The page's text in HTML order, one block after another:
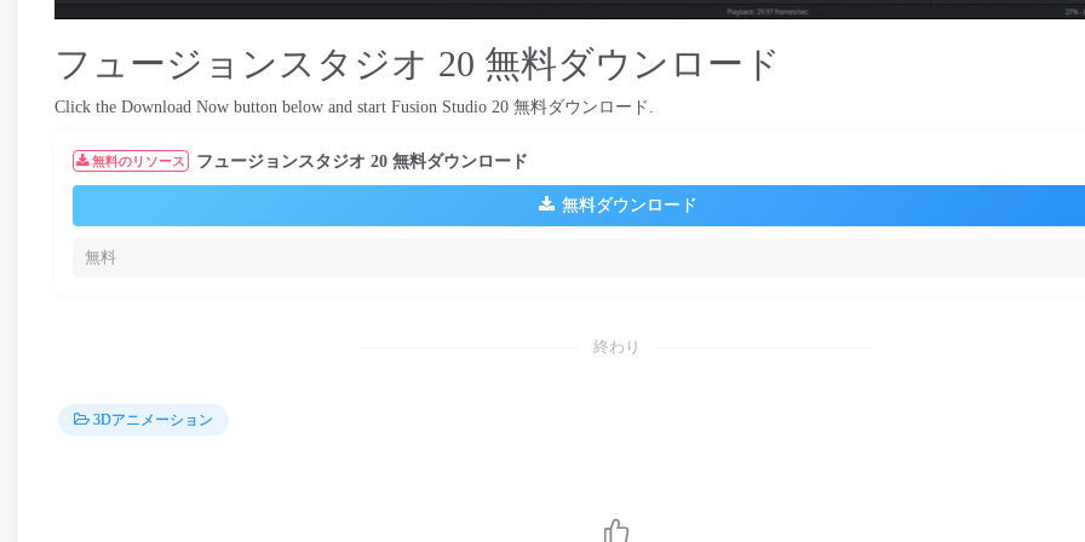
フュージョンスタジオ 20 無料ダウンロード
Click the Download Now button below and start Fusion Studio 20 無料ダウンロード.
無料のリソース フュージョンスタジオ 20 無料ダウンロード
無料ダウンロード
無料
終わり
3Dアニメーション